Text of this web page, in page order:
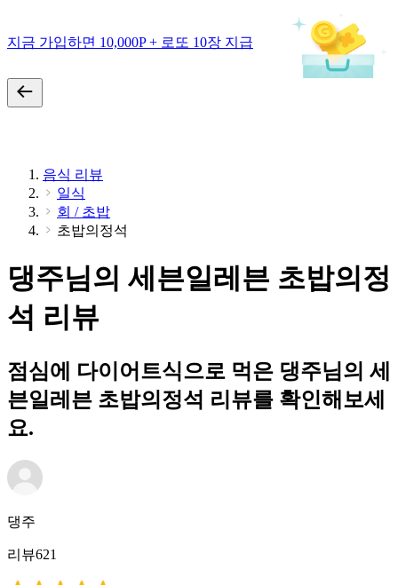
지금 가입하면 10,000P + 로또 10장 지급
음식 리뷰
일식
회 / 초밥
초밥의정석
댕주님의 세븐일레븐 초밥의정
석 리뷰
점심에 다이어트식으로 먹은 댕주님의 세
븐일레븐 초밥의정석 리뷰를 확인해보세
요.
댕주
리뷰621